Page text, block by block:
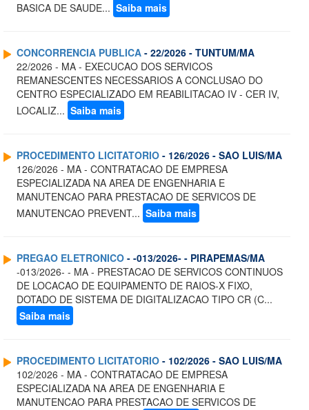
BASICA DE SAUDE... Saiba mais
CONCORRENCIA PUBLICA - 22/2026 - TUNTUM/MA
22/2026 - MA - EXECUCAO DOS SERVICOS
REMANESCENTES NECESSARIOS A CONCLUSAO DO
CENTRO ESPECIALIZADO EM REABILITACAO IV - CER IV,
LOCALIZ... Saiba mais
PROCEDIMENTO LICITATORIO - 126/2026 - SAO LUIS/MA
126/2026 - MA - CONTRATACAO DE EMPRESA
ESPECIALIZADA NA AREA DE ENGENHARIA E
MANUTENCAO PARA PRESTACAO DE SERVICOS DE
MANUTENCAO PREVENT... Saiba mais
PREGAO ELETRONICO - -013/2026- - PIRAPEMAS/MA
-013/2026- - MA - PRESTACAO DE SERVICOS CONTINUOS
DE LOCACAO DE EQUIPAMENTO DE RAIOS-X FIXO,
DOTADO DE SISTEMA DE DIGITALIZACAO TIPO CR (C...
Saiba mais
PROCEDIMENTO LICITATORIO - 102/2026 - SAO LUIS/MA
102/2026 - MA - CONTRATACAO DE EMPRESA
ESPECIALIZADA NA AREA DE ENGENHARIA E
MANUTENCAO PARA PRESTACAO DE SERVICOS DE